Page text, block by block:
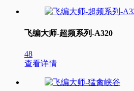
飞编大师-超频系列-A320
48
查看详情